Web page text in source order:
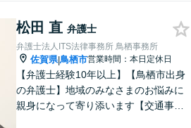
松田 直 弁護士
弁護士法人ITS法律事務所 鳥栖事務所
佐賀県|鳥栖市営業時間：本日定休日
【弁護士経験10年以上】【鳥栖市出身
の弁護士】地域のみなさまのお悩みに
親身になって寄り添います【交通事